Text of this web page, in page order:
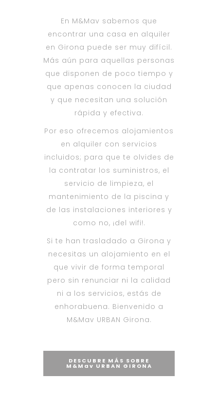
En M&Mav sabemos que
encontrar una casa en alquiler
en Girona puede ser muy difícil.
Más aún para aquellas personas
que disponen de poco tiempo y
que apenas conocen la ciudad
y que necesitan una solución
rápida y efectiva.
Por eso ofrecemos alojamientos
en alquiler con servicios
incluidos; para que te olvides de
la contratar los suministros, el
servicio de limpieza, el
mantenimiento de la piscina y
de las instalaciones interiores y
como no, ¡del wifi!.
Si te han trasladado a Girona y
necesitas un alojamiento en el
que vivir de forma temporal
pero sin renunciar ni la calidad
ni a los servicios, estás de
enhorabuena. Bienvenido a
M&Mav URBAN Girona.
DESCUBRE MÁS SOBRE
M&Mav URBAN GIRONA